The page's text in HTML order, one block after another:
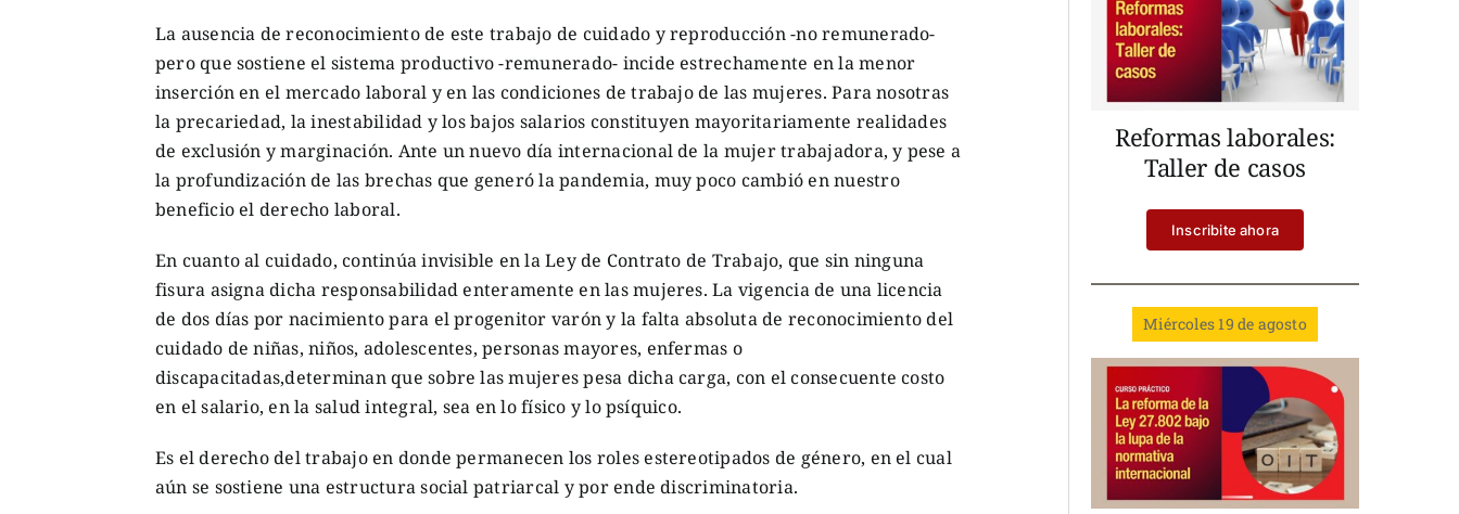
La ausencia de reconocimiento de este trabajo de cuidado y reproducción -no remunerado-
pero que sostiene el sistema productivo -remunerado- incide estrechamente en la menor
inserción en el mercado laboral y en las condiciones de trabajo de las mujeres. Para nosotras
la precariedad, la inestabilidad y los bajos salarios constituyen mayoritariamente realidades
de exclusión y marginación. Ante un nuevo día internacional de la mujer trabajadora, y pese a
la profundización de las brechas que generó la pandemia, muy poco cambió en nuestro
beneficio el derecho laboral.
En cuanto al cuidado, continúa invisible en la Ley de Contrato de Trabajo, que sin ninguna
fisura asigna dicha responsabilidad enteramente en las mujeres. La vigencia de una licencia
de dos días por nacimiento para el progenitor varón y la falta absoluta de reconocimiento del
cuidado de niñas, niños, adolescentes, personas mayores, enfermas o
discapacitadas,determinan que sobre las mujeres pesa dicha carga, con el consecuente costo
en el salario, en la salud integral, sea en lo físico y lo psíquico.
Es el derecho del trabajo en donde permanecen los roles estereotipados de género, en el cual
aún se sostiene una estructura social patriarcal y por ende discriminatoria.
Reformas laborales:
Taller de casos
Inscribite ahora
Miércoles 19 de agosto